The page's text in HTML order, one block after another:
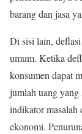
barang dan jasa
Di sisi lain, deflasi
umum. Ketika
konsumen dapat
jumlah uang yang
indikator masalah
ekonomi.